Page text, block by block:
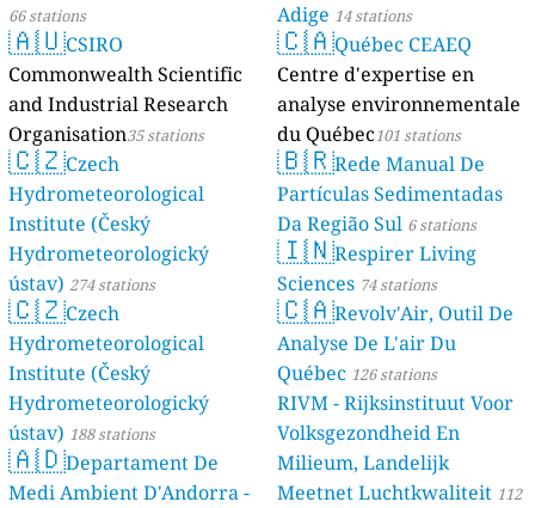
66 stations
🇦🇺CSIRO
Commonwealth Scientific
and Industrial Research
Organisation35 stations
🇨🇿Czech
Hydrometeorological
Institute (Český
Hydrometeorologický
ústav) 274 stations
🇨🇿Czech
Hydrometeorological
Institute (Český
Hydrometeorologický
ústav) 188 stations
🇦🇩Departament De
Medi Ambient D'Andorra -
Adige 14 stations
🇨🇦Québec CEAEQ
Centre d'expertise en
analyse environnementale
du Québec101 stations
🇧🇷Rede Manual De
Partículas Sedimentadas
Da Região Sul 6 stations
🇮🇳Respirer Living
Sciences 74 stations
🇨🇦Revolv'Air, Outil De
Analyse De L'air Du
Québec 126 stations
RIVM - Rijksinstituut Voor
Volksgezondheid En
Milieum, Landelijk
Meetnet Luchtkwaliteit 112